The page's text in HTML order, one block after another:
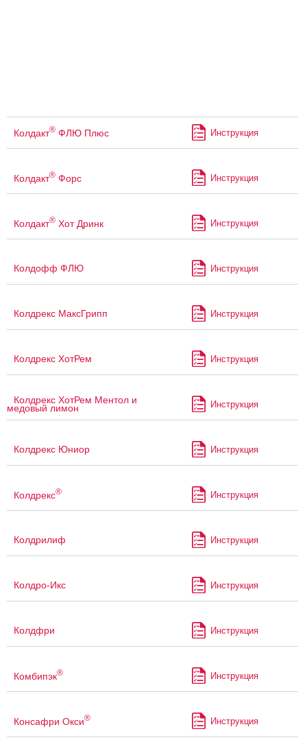
Колдакт® ФЛЮ Плюс Инструкция
Колдакт® Форс Инструкция
Колдакт® Хот Дринк Инструкция
Колдофф ФЛЮ Инструкция
Колдрекс МаксГрипп Инструкция
Колдрекс ХотРем Инструкция
Колдрекс ХотРем Ментол и
медовый лимон Инструкция
Колдрекс Юниор Инструкция
Колдрекс® Инструкция
Колдрилиф Инструкция
Колдро-Икс Инструкция
Колдфри Инструкция
Комбипэк® Инструкция
Консафри Окси® Инструкция